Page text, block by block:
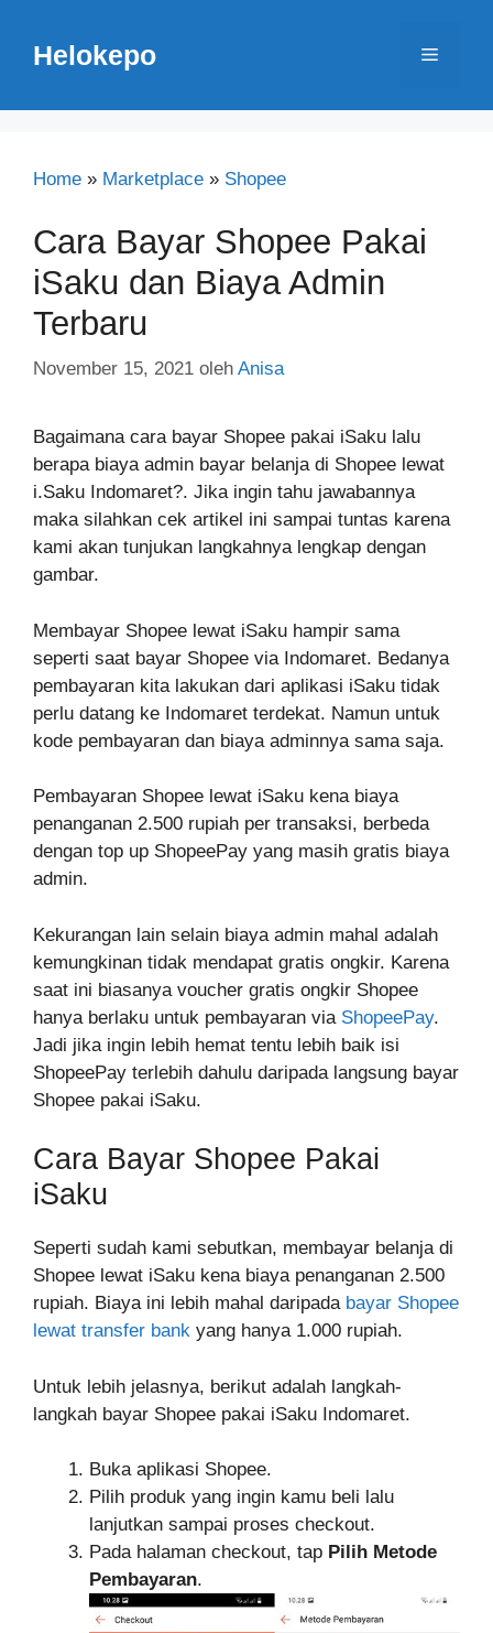
Helokepo Menu
Home » Marketplace » Shopee
Cara Bayar Shopee Pakai
iSaku dan Biaya Admin
Terbaru
November 15, 2021 oleh Anisa
Bagaimana cara bayar Shopee pakai iSaku lalu
berapa biaya admin bayar belanja di Shopee lewat
i.Saku Indomaret?. Jika ingin tahu jawabannya
maka silahkan cek artikel ini sampai tuntas karena
kami akan tunjukan langkahnya lengkap dengan
gambar.
Membayar Shopee lewat iSaku hampir sama
seperti saat bayar Shopee via Indomaret. Bedanya
pembayaran kita lakukan dari aplikasi iSaku tidak
perlu datang ke Indomaret terdekat. Namun untuk
kode pembayaran dan biaya adminnya sama saja.
Pembayaran Shopee lewat iSaku kena biaya
penanganan 2.500 rupiah per transaksi, berbeda
dengan top up ShopeePay yang masih gratis biaya
admin.
Kekurangan lain selain biaya admin mahal adalah
kemungkinan tidak mendapat gratis ongkir. Karena
saat ini biasanya voucher gratis ongkir Shopee
hanya berlaku untuk pembayaran via ShopeePay.
Jadi jika ingin lebih hemat tentu lebih baik isi
ShopeePay terlebih dahulu daripada langsung bayar
Shopee pakai iSaku.
Cara Bayar Shopee Pakai
iSaku
Seperti sudah kami sebutkan, membayar belanja di
Shopee lewat iSaku kena biaya penanganan 2.500
rupiah. Biaya ini lebih mahal daripada bayar Shopee
lewat transfer bank yang hanya 1.000 rupiah.
Untuk lebih jelasnya, berikut adalah langkah-
langkah bayar Shopee pakai iSaku Indomaret.
Buka aplikasi Shopee.
Pilih produk yang ingin kamu beli lalu
lanjutkan sampai proses checkout.
Pada halaman checkout, tap Pilih Metode
Pembayaran.